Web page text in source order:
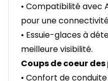
• Compatibilité avec
pour une
• Essuie-glaces à
meilleure visibilité.
Coups de coeur
• Confort de